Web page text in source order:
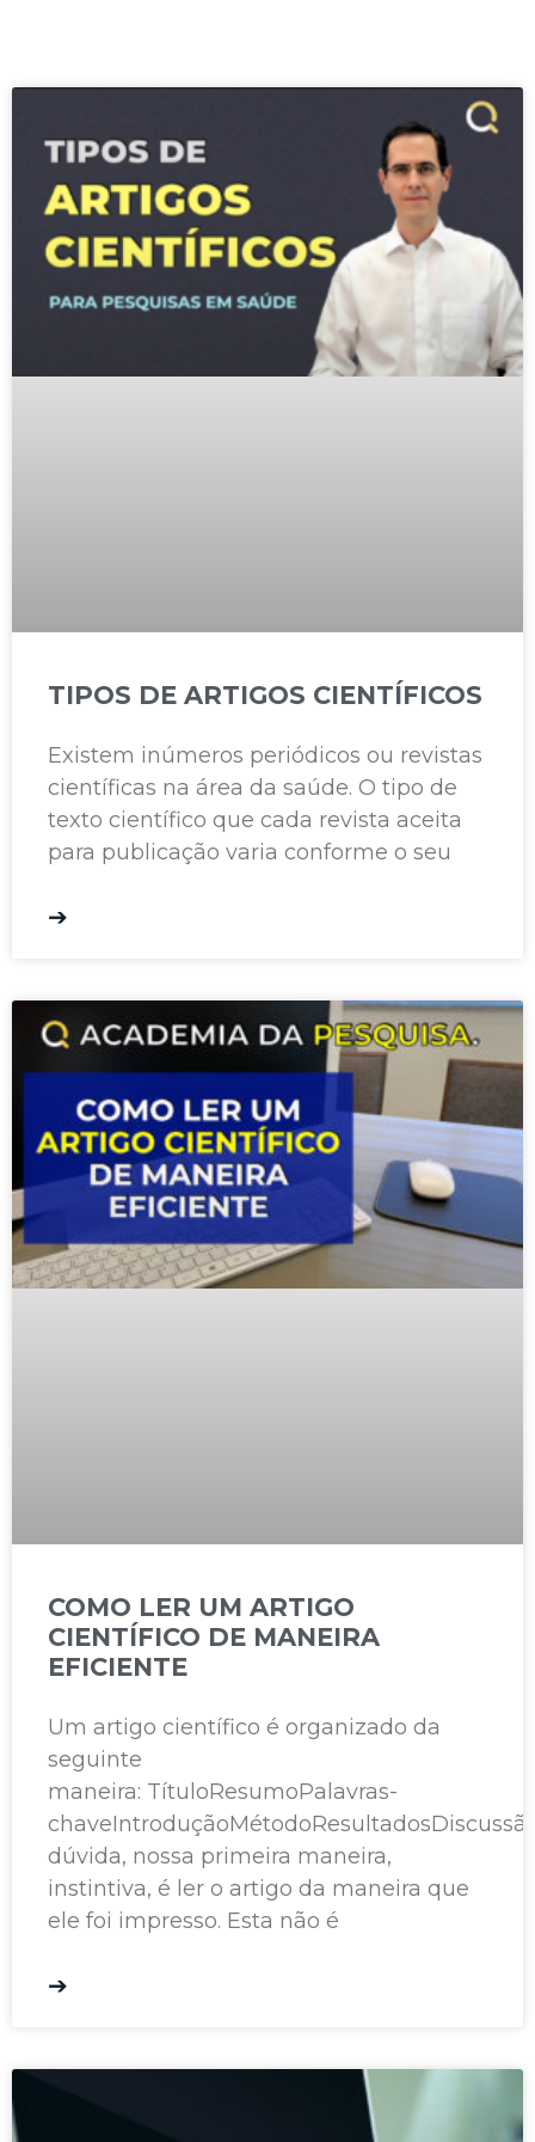
TIPOS DE ARTIGOS CIENTÍFICOS
Existem inúmeros periódicos ou revistas
científicas na área da saúde. O tipo de
texto científico que cada revista aceita
para publicação varia conforme o seu
➔
COMO LER UM ARTIGO
CIENTÍFICO DE MANEIRA
EFICIENTE
Um artigo científico é organizado da
seguinte
maneira: TítuloResumoPalavras-
dúvida, nossa primeira maneira,
instintiva, é ler o artigo da maneira que
ele foi impresso. Esta não é
➔